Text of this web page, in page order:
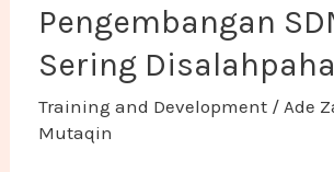
Pengembangan
Sering
Training and Development/ Ade
Mutaqin